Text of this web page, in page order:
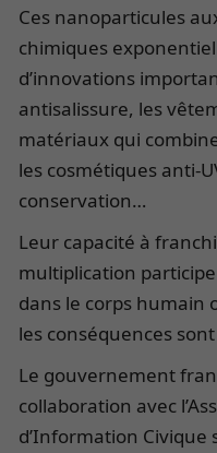
Ces nanoparticules
chimiques
d’innovations
antisalissure, les
matériaux qui
les cosmétiques anti-
conservation…
Leur capacité à
multiplication
dans le corps humain
les conséquences
Le gouvernement
collaboration avec
d’Information Civique